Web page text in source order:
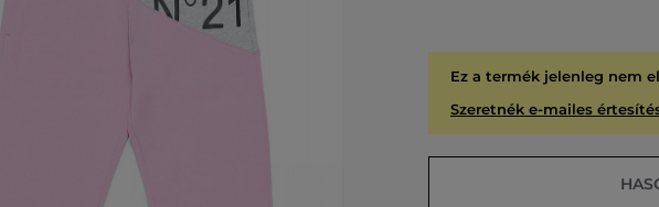
Ez a termék jelenleg nem
Szeretnék e-mailes